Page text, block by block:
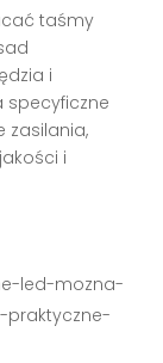
taśmy
i
specyficzne
zasilania,
i
led-mozna-